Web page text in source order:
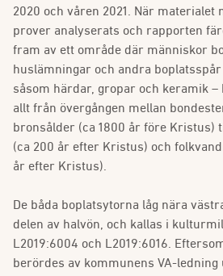
2020 och våren 2021. När materialet
prover analyserats och rapporten
fram av ett område där människor
huslämningar och andra
såsom härdar, gropar och keramik
allt från övergången mellan
bronsålder (ca 1800 år före Kristus)
(ca 200 år efter Kristus) och
år efter Kristus).
De båda boplatsytorna låg nära
delen av halvön, och kallas i
L2019:6004 och L2019:6016.
berördes av kommunens VA-